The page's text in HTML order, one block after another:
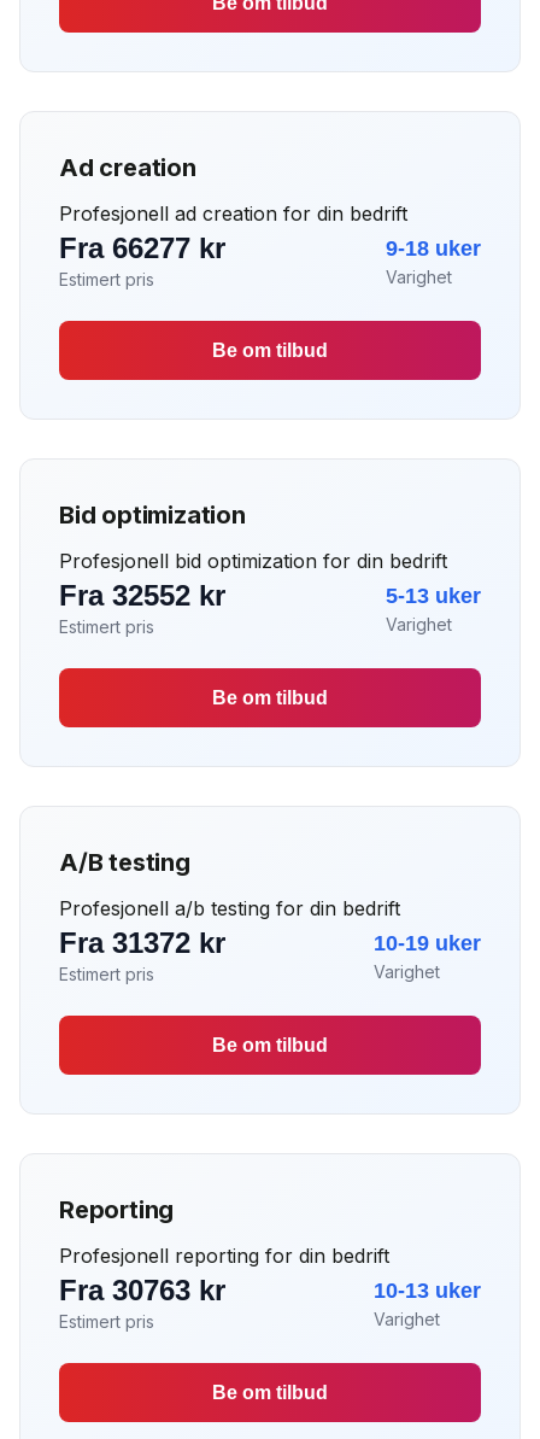
Ad creation
Profesjonell ad creation for din bedrift
Fra 66277 kr
Estimert pris
9-18 uker
Varighet
Be om tilbud
Bid optimization
Profesjonell bid optimization for din bedrift
Fra 32552 kr
Estimert pris
5-13 uker
Varighet
Be om tilbud
A/B testing
Profesjonell a/b testing for din bedrift
Fra 31372 kr
Estimert pris
10-19 uker
Varighet
Be om tilbud
Reporting
Profesjonell reporting for din bedrift
Fra 30763 kr
Estimert pris
10-13 uker
Varighet
Be om tilbud